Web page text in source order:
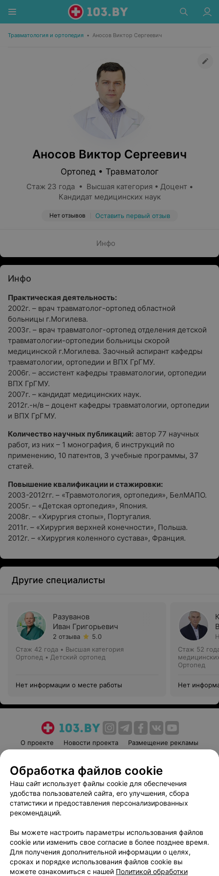
Травматология и ортопедия • Аносов Виктор Сергеевич
Аносов Виктор Сергеевич
Ортопед • Травматолог
Стаж 23 года • Высшая категория • Доцент •
Кандидат медицинских наук
Нет отзывов Оставить первый отзыв
Инфо
Инфо
Практическая деятельность:
2002г. – врач травматолог-ортопед областной
больницы г.Могилева.
2003г. – врач травматолог-ортопед отделения детской
травматологии-ортопедии больницы скорой
медицинской г.Могилева. Заочный аспирант кафедры
травматологии, ортопедии и ВПХ ГрГМУ.
2006г. – ассистент кафедры травматологии, ортопедии
ВПХ ГрГМУ.
2007г. – кандидат медицинских наук.
2012г.-н/в – доцент кафедры травматологии, ортопедии
и ВПХ ГрГМУ.
Количество научных публикаций: автор 77 научных
работ, из них – 1 монография, 6 инструкций по
применению, 10 патентов, 3 учебные программы, 37
статей.
Повышение квалификации и стажировки:
2003-2012гг. – «Травмотология, ортопедия», БелМАПО.
2005г. – «Детская ортопедия», Япония.
2008г. – «Хирургия стопы», Португалия.
2011г. – «Хирургия верхней конечности», Польша.
2012г. – «Хирургия коленного сустава», Франция.
Другие специалисты
Разуванов
Иван Григорьевич
2 отзыва
5.0
Стаж 42 года • Высшая категория
Ортопед • Детский ортопед
Нет информации о месте работы
Стаж 52
Ортопед
Нет
О проекте Новости проекта
Размещение рекламы
Пользовательское соглашение
Способы оплаты
Вакансии
Партнеры
Написать руководителю 103.by
Обработка персональных данных
Обработка файлов cookie
Наш сайт использует файлы cookie для обеспечения
удобства пользователей сайта, его улучшения, сбора
статистики и предоставления персонализированных
рекомендаций.
Вы можете настроить параметры использования файлов
cookie или изменить свое согласие в более позднее время.
Для получения дополнительной информации о целях,
сроках и порядке использования файлов cookie вы
можете ознакомиться с нашей Политикой обработки